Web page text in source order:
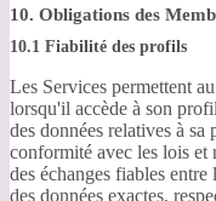
10. Obligations des
10.1 Fiabilité des profils
Les Services permettent
lorsqu'il accède à son
des données relatives à sa
conformité avec les lois et
des échanges fiables
des données exactes,